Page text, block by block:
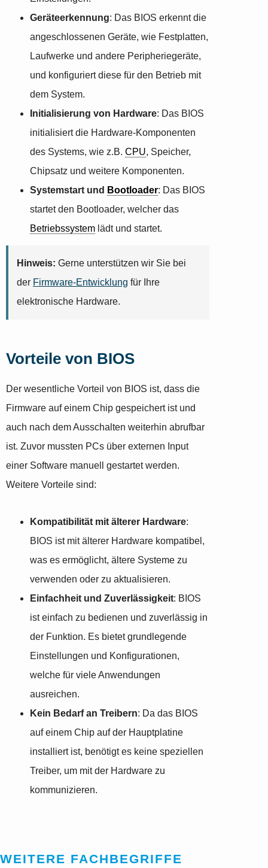
Geräteerkennung: Das BIOS erkennt die
angeschlossenen Geräte, wie Festplatten,
Laufwerke und andere Peripheriegeräte,
und konfiguriert diese für den Betrieb mit
dem System.
Initialisierung von Hardware: Das BIOS
initialisiert die Hardware-Komponenten
des Systems, wie z.B. CPU, Speicher,
Chipsatz und weitere Komponenten.
Systemstart und Bootloader: Das BIOS
startet den Bootloader, welcher das
Betriebssystem lädt und startet.
Hinweis: Gerne unterstützen wir Sie bei
der Firmware-Entwicklung für Ihre
elektronische Hardware.
Vorteile von BIOS
Der wesentliche Vorteil von BIOS ist, dass die
Firmware auf einem Chip gespeichert ist und
auch nach dem Ausschalten weiterhin abrufbar
ist. Zuvor mussten PCs über externen Input
einer Software manuell gestartet werden.
Weitere Vorteile sind:
Kompatibilität mit älterer Hardware:
BIOS ist mit älterer Hardware kompatibel,
was es ermöglicht, ältere Systeme zu
verwenden oder zu aktualisieren.
Einfachheit und Zuverlässigkeit: BIOS
ist einfach zu bedienen und zuverlässig in
der Funktion. Es bietet grundlegende
Einstellungen und Konfigurationen,
welche für viele Anwendungen
ausreichen.
Kein Bedarf an Treibern: Da das BIOS
auf einem Chip auf der Hauptplatine
installiert ist, benötigt es keine speziellen
Treiber, um mit der Hardware zu
kommunizieren.
WEITERE FACHBEGRIFFE